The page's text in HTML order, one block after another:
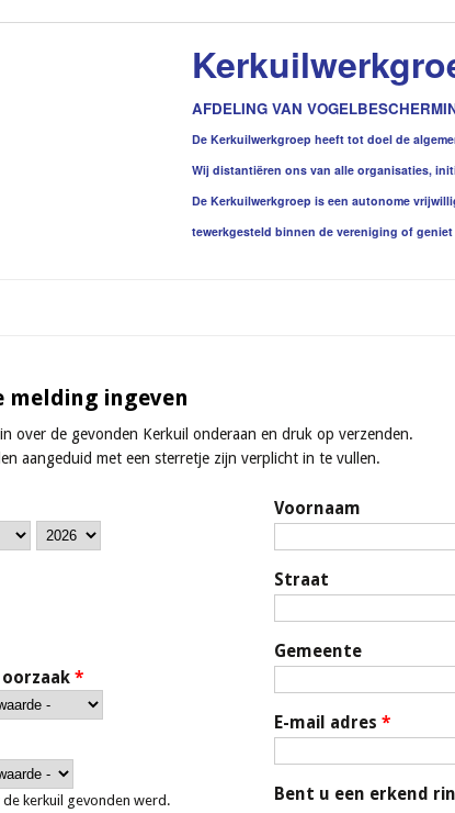
AFDELING VAN
De Kerkuilwerkgroep heeft tot doel de
Wij distantiëren ons van alle organisaties,
De Kerkuilwerkgroep is een autonome
tewerkgesteld binnen de vereniging of
melding ingeven
over de gevonden Kerkuil onderaan en druk op verzenden.
aangeduid met een sterretje zijn verplicht in te vullen.
Jaar
*
kerkuil gevonden werd.
Voornaam
Straat
Gemeente
E-mail adres*
Bent u een erkend